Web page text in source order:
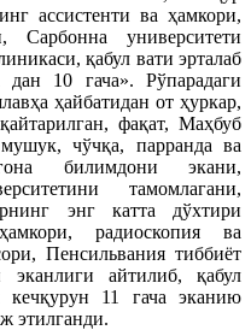
ассистенти ва ҳамкори,
Сарбонна университети
қабул вати эрталаб
10 гача». Рўпарадаги
ҳайбатидан от ҳуркар,
фақат, Маҳбуб
чўчқа, парранда ва
билимдони экани,
тамомлагани,
энг катта дўхтири
радиоскопия ва
Пенсильвания тиббиёт
эканлиги айтилиб, қабул
11 гача эканию
этилганди.